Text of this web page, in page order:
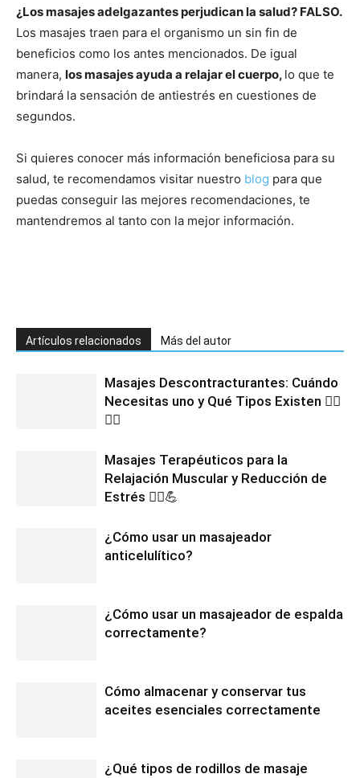
¿Los masajes adelgazantes perjudican la salud? FALSO.
Los masajes traen para el organismo un sin fin de
beneficios como los antes mencionados. De igual
manera, los masajes ayuda a relajar el cuerpo, lo que te
brindará la sensación de antiestrés en cuestiones de
segundos.
Si quieres conocer más información beneficiosa para su
salud, te recomendamos visitar nuestro blog para que
puedas conseguir las mejores recomendaciones, te
mantendremos al tanto con la mejor información.
Artículos relacionados Más del autor
Masajes Descontracturantes: Cuándo
Necesitas uno y Qué Tipos Existen 💆‍♂️
💆‍♀️
Masajes Terapéuticos para la
Relajación Muscular y Reducción de
Estrés 💆‍♀️💪
¿Cómo usar un masajeador
anticelulítico?
¿Cómo usar un masajeador de espalda
correctamente?
Cómo almacenar y conservar tus
aceites esenciales correctamente
¿Qué tipos de rodillos de masaje